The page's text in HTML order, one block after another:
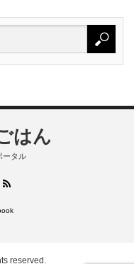
はん
ータル
Instagram
reserved.